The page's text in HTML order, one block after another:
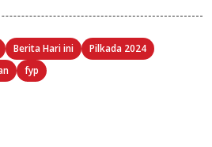
Berita Hari ini
Pilkada 2024
fyp